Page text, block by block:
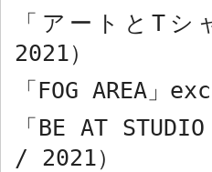
「アートとT シ
2021）
「 FOG AREA 」
「 BE AT STUDIO
/ 2021）